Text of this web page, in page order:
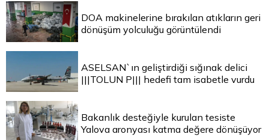
DOA makinelerine bırakılan atıkların geri
dönüşüm yolculuğu görüntülendi
ASELSAN`ın geliştirdiği sığınak delici
|||TOLUN P||| hedefi tam isabetle vurdu
Bakanlık desteğiyle kurulan tesiste
Yalova aronyası katma değere dönüşüyor